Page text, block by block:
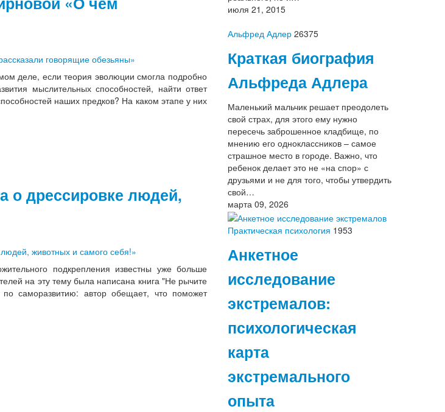
деле, если теория эволюции смогла подробно
мыслительных способностей, найти ответ
наших предков? На каком этапе у них
о дрессировке людей,
подкрепления известны уже больше
на эту тему была написана книга "Не рычите
саморазвитию: автор обещает, что поможет
июля 21, 2015
Альфред Адлер 26375
Краткая биография
Альфреда Адлера
Маленький мальчик решает преодолеть
свой страх, для этого ему нужно
пересечь заброшенное кладбище, по
мнению его одноклассников – самое
страшное место в городе. Важно, что
ребенок делает это не «на спор» с
друзьями и не для того, чтобы утвердить
свой…
марта 09, 2026
Практическая психология 1953
Анкетное
исследование
экстремалов:
психологическая
карта
экстремального
опыта